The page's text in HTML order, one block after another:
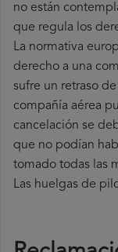
no están
que regula los
La normativa
derecho a una
sufre un retraso
compañía aérea
cancelación se
que no podían
tomado todas las
Las huelgas de